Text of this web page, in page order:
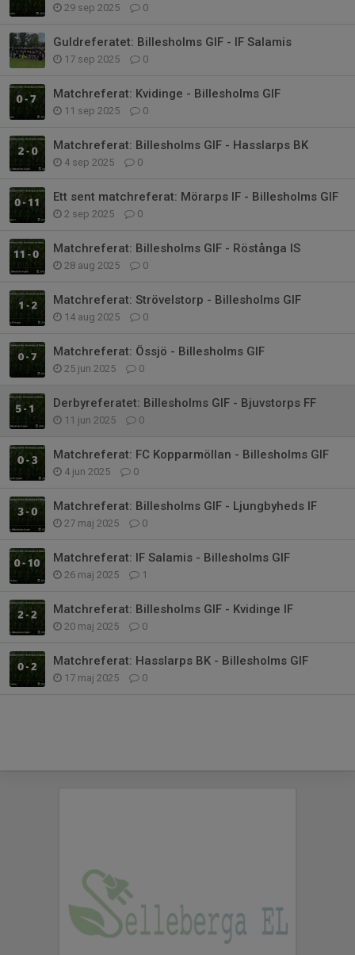
29 sep 2025 0
Guldreferatet: Billesholms GIF - IF Salamis
17 sep 2025 0
Matchreferat: Kvidinge - Billesholms GIF
11 sep 2025 0
Matchreferat: Billesholms GIF - Hasslarps BK
4 sep 2025 0
Ett sent matchreferat: Mörarps IF - Billesholms GIF
2 sep 2025 0
Matchreferat: Billesholms GIF - Röstånga IS
28 aug 2025 0
Matchreferat: Strövelstorp - Billesholms GIF
14 aug 2025 0
Matchreferat: Össjö - Billesholms GIF
25 jun 2025 0
Derbyreferatet: Billesholms GIF - Bjuvstorps FF
11 jun 2025 0
Matchreferat: FC Kopparmöllan - Billesholms GIF
4 jun 2025 0
Matchreferat: Billesholms GIF - Ljungbyheds IF
27 maj 2025 0
Matchreferat: IF Salamis - Billesholms GIF
26 maj 2025 1
Matchreferat: Billesholms GIF - Kvidinge IF
20 maj 2025 0
Matchreferat: Hasslarps BK - Billesholms GIF
17 maj 2025 0